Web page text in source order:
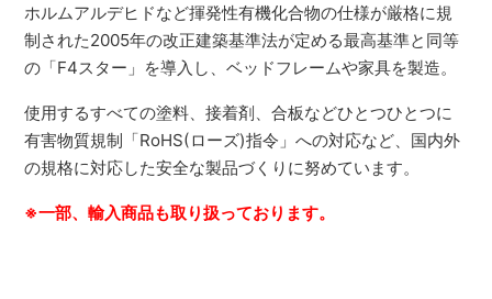
ホルムアルデヒドなど揮発性有機化合物の仕様が厳格に規
制された2005年の改正建築基準法が定める最高基準と同等
の「F4スター」を導入し、ベッドフレームや家具を製造。
使用するすべての塗料、接着剤、合板などひとつひとつに
有害物質規制「RoHS(ローズ)指令」への対応など、国内外
の規格に対応した安全な製品づくりに努めています。
※一部、輸入商品も取り扱っております。